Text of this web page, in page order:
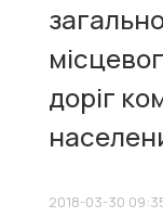
доріг
2018-03-30